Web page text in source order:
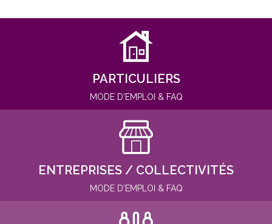
PARTICULIERS
MODE D'EMPLOI & FAQ
ENTREPRISES / COLLECTIVITÉS
MODE D'EMPLOI & FAQ